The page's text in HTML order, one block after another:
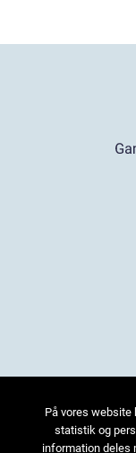
På vores website
statistik og
information deles